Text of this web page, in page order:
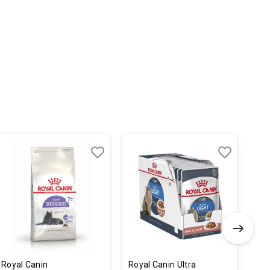
Royal Canin
Royal Canin Ultra
Dodaj
u
želja
Uporedi